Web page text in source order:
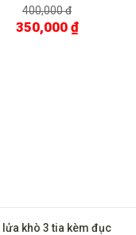
gạt kệ YJA 10019
400,000 đ
350,000 ₫
lửa khò 3 tia kèm đục